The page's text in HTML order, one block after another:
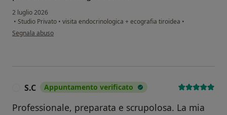
2 luglio 2026
• Studio Privato • visita endocrinologica + ecografia tiroidea •
secondo l'opinione dell'utente E. V.
Segnala abuso
S.C Appuntamento verificato
Professionale, preparata e scrupolosa. La mia